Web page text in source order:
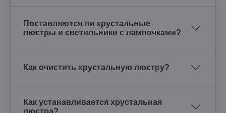
Поставляются ли хрустальные
люстры и светильники с лампочками?
Как очистить хрустальную люстру?
Как устанавливается хрустальная
люстра?